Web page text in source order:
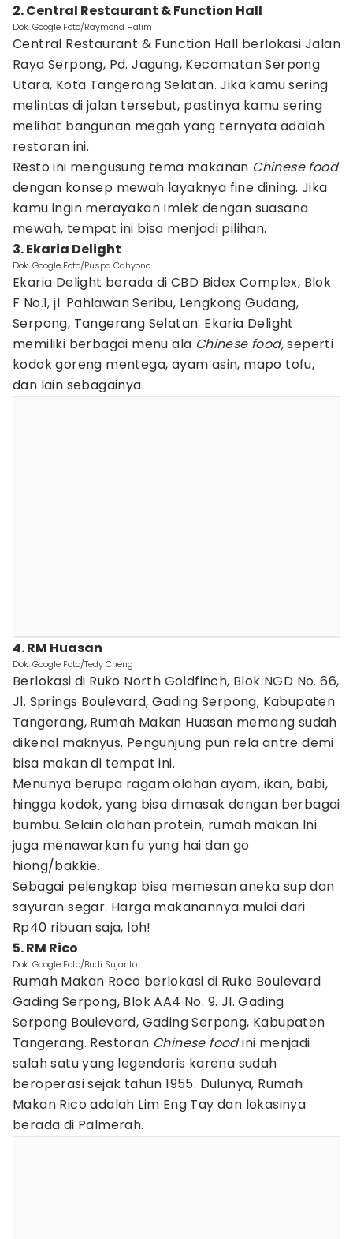
2. Central Restaurant & Function Hall
Dok. Google Foto/Raymond Halim
Central Restaurant & Function Hall berlokasi Jalan
Raya Serpong, Pd. Jagung, Kecamatan Serpong
Utara, Kota Tangerang Selatan. Jika kamu sering
melintas di jalan tersebut, pastinya kamu sering
melihat bangunan megah yang ternyata adalah
restoran ini.
Resto ini mengusung tema makanan Chinese food
dengan konsep mewah layaknya fine dining. Jika
kamu ingin merayakan Imlek dengan suasana
mewah, tempat ini bisa menjadi pilihan.
3. Ekaria Delight
Dok. Google Foto/Puspa Cahyono
Ekaria Delight berada di CBD Bidex Complex, Blok
F No.1, jl. Pahlawan Seribu, Lengkong Gudang,
Serpong, Tangerang Selatan. Ekaria Delight
memiliki berbagai menu ala Chinese food,seperti
kodok goreng mentega, ayam asin, mapo tofu,
dan lain sebagainya.
4. RM Huasan
Dok. Google Foto/Tedy Cheng
Berlokasi di Ruko North Goldfinch, Blok NGD No. 66,
Jl. Springs Boulevard, Gading Serpong, Kabupaten
Tangerang, Rumah Makan Huasan memang sudah
dikenal maknyus. Pengunjung pun rela antre demi
bisa makan di tempat ini.
Menunya berupa ragam olahan ayam, ikan, babi,
hingga kodok, yang bisa dimasak dengan berbagai
bumbu. Selain olahan protein, rumah makan Ini
juga menawarkan fu yung hai dan go
hiong/bakkie.
Sebagai pelengkap bisa memesan aneka sup dan
sayuran segar. Harga makanannya mulai dari
Rp40 ribuan saja, loh!
5. RM Rico
Dok. Google Foto/Budi Sujanto
Rumah Makan Roco berlokasi di Ruko Boulevard
Gading Serpong, Blok AA4 No. 9. Jl. Gading
Serpong Boulevard, Gading Serpong, Kabupaten
Tangerang. Restoran Chinese foodini menjadi
salah satu yang legendaris karena sudah
beroperasi sejak tahun 1955. Dulunya, Rumah
Makan Rico adalah Lim Eng Tay dan lokasinya
berada di Palmerah.